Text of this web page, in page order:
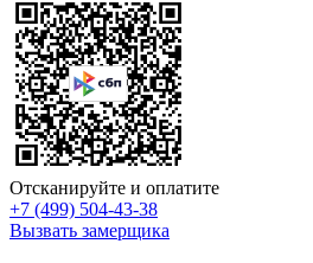
Отсканируйте и оплатите
+7 (499) 504-43-38
Вызвать замерщика